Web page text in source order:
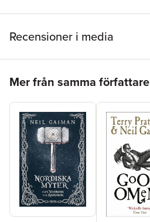
Recensioner i media
Mer från samma författare